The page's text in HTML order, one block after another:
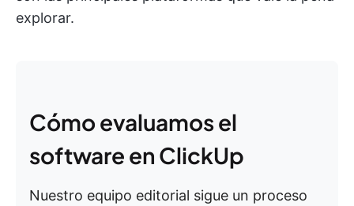
explorar.
Cómo evaluamos el
software en ClickUp
Nuestro equipo editorial sigue un proceso